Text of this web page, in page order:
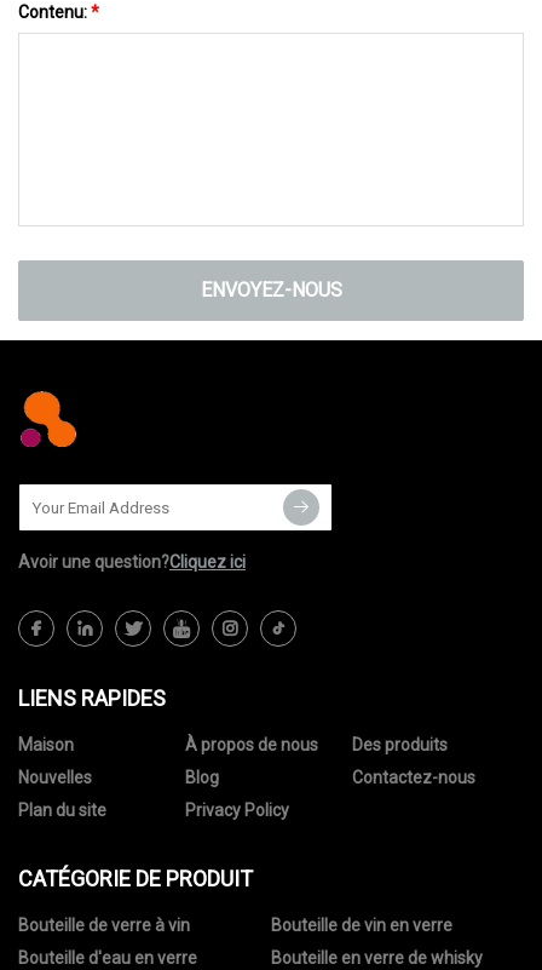
Contenu:*
ENVOYEZ-NOUS
Avoir une question?Cliquez ici
LIENS RAPIDES
Maison À propos de nous
Des produits
Nouvelles
Blog
Contactez-nous
Plan du site
Privacy Policy
CATÉGORIE DE PRODUIT
Bouteille de verre à vin
Bouteille de vin en verre
Bouteille d'eau en verre
Bouteille en verre de whisky